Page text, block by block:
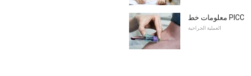
معلومات خط PICC
العملية الجراحية